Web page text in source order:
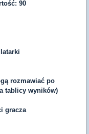
90
rozmawiać po
tablicy wyników)
gracza